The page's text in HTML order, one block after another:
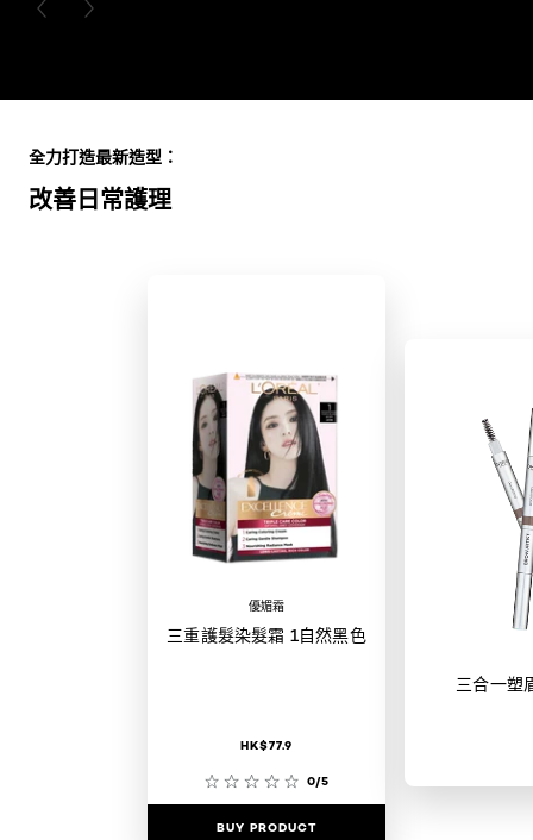
PREVIOUS CARD
NEXT CARD
改善日常護理
全力打造最新造型：
優媚霜
三重護髮染髮霜 1自然黑色
HK$77.9
0/5
BUY PRODUCT
三合一塑